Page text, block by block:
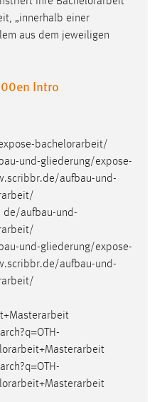
„innerhalb einer
aus dem jeweiligen
Intro
bachelorarbeit/
und-gliederung/expose-
aufbau-und-
/
aufbau-und-
/
und-gliederung/expose-
aufbau-und-
/
+Masterarbeit
+Masterarbeit
+Masterarbeit
von Drittanbietern
Werbung anzuzeigen.
über Websites